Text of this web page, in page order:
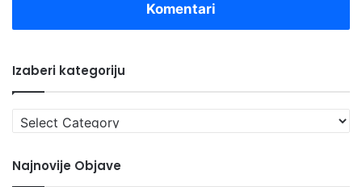
Komentari
Izaberi kategoriju
Izaberi
kategoriju
Najnovije Objave